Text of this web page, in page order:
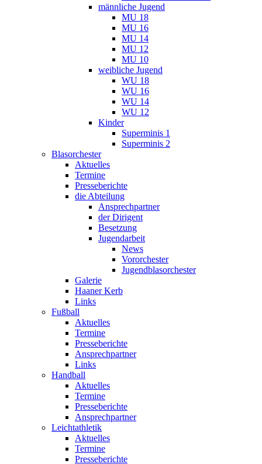
männliche Jugend
MU 18
MU 16
MU 14
MU 12
MU 10
weibliche Jugend
WU 18
WU 16
WU 14
WU 12
Kinder
Superminis 1
Superminis 2
Blasorchester
Aktuelles
Termine
Presseberichte
die Abteilung
Ansprechpartner
der Dirigent
Besetzung
Jugendarbeit
News
Vororchester
Jugendblasorchester
Galerie
Haaner Kerb
Links
Fußball
Aktuelles
Termine
Presseberichte
Ansprechpartner
Links
Handball
Aktuelles
Termine
Presseberichte
Ansprechpartner
Leichtathletik
Aktuelles
Termine
Presseberichte